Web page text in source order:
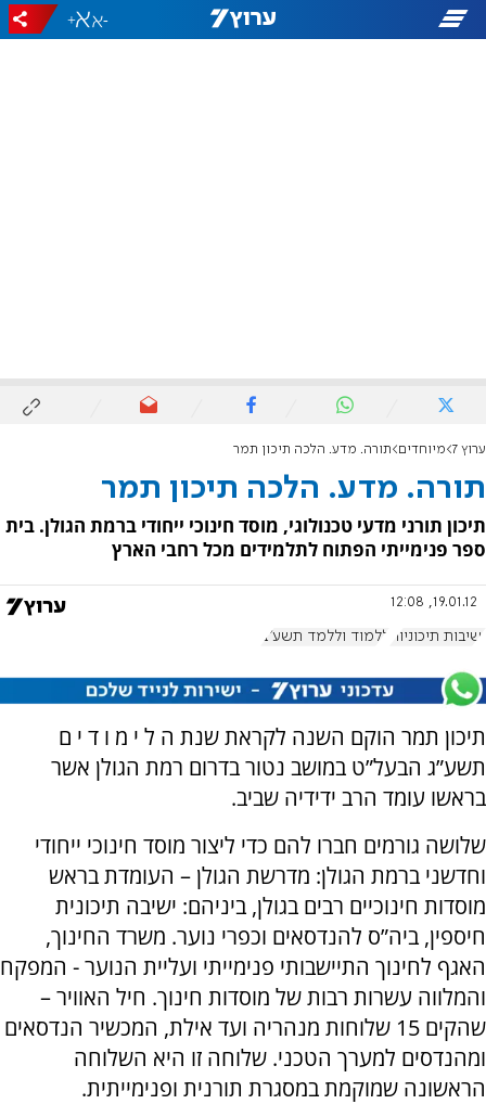
-
+
ערוץ 7 מיוחדים תורה. מדע. הלכה תיכון תמר
תורה. מדע. הלכה תיכון תמר
תיכון תורני מדעי טכנולוגי, מוסד חינוכי ייחודי ברמת הגולן. בית
ספר פנימייתי הפתוח לתלמידים מכל רחבי הארץ
19.01.12, 12:08
ישיבות תיכוניות ללמוד וללמד תשע"ב
תיכון תמר הוקם השנה לקראת שנת ה ל י מ ו ד י ם
תשע”ג הבעל”ט במושב נטור בדרום רמת הגולן אשר
בראשו עומד הרב ידידיה שביב.
שלושה גורמים חברו להם כדי ליצור מוסד חינוכי ייחודי
וחדשני ברמת הגולן: מדרשת הגולן – העומדת בראש
מוסדות חינוכיים רבים בגולן, ביניהם: ישיבה תיכונית
חיספין, ביה”ס להנדסאים וכפרי נוער. משרד החינוך,
האגף לחינוך התיישבותי פנימייתי ועליית הנוער - המפקח
והמלווה עשרות רבות של מוסדות חינוך. חיל האוויר –
שהקים 15 שלוחות מנהריה ועד אילת, המכשיר הנדסאים
ומהנדסים למערך הטכני. שלוחה זו היא השלוחה
הראשונה שמוקמת במסגרת תורנית ופנימייתית.